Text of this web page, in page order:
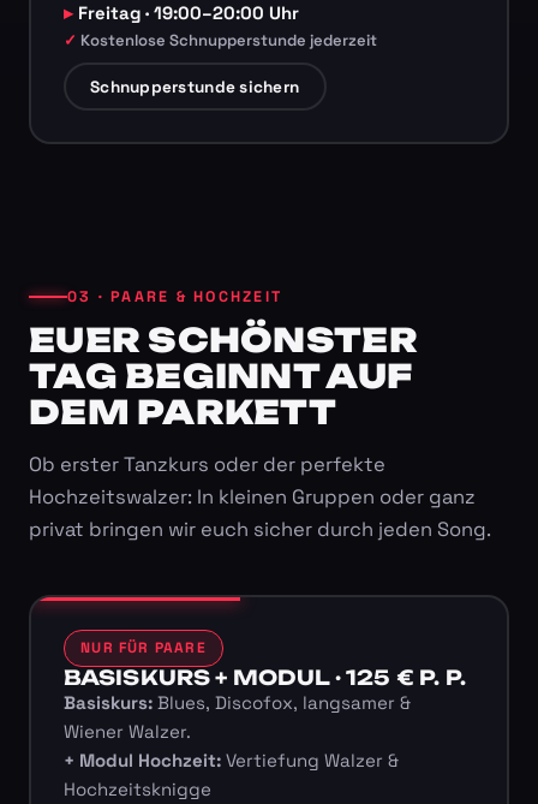
Freitag · 19:00–20:00 Uhr
Kostenlose Schnupperstunde jederzeit
Schnupperstunde sichern
03 · PAARE & HOCHZEIT
EUER SCHÖNSTER
TAG BEGINNT AUF
DEM PARKETT
Ob erster Tanzkurs oder der perfekte
Hochzeitswalzer: In kleinen Gruppen oder ganz
privat bringen wir euch sicher durch jeden Song.
NUR FÜR PAARE
BASISKURS + MODUL · 125 € P. P.
Basiskurs:Blues, Discofox, langsamer &
Wiener Walzer.
+ Modul Hochzeit:Vertiefung Walzer &
Hochzeitsknigge